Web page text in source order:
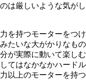
は厳しいような気がし
を持つモーターをつけ
たいな大がかりなもの
が実際に動いて楽しむ
てはなかなかハードル
以上のモーターを持つ